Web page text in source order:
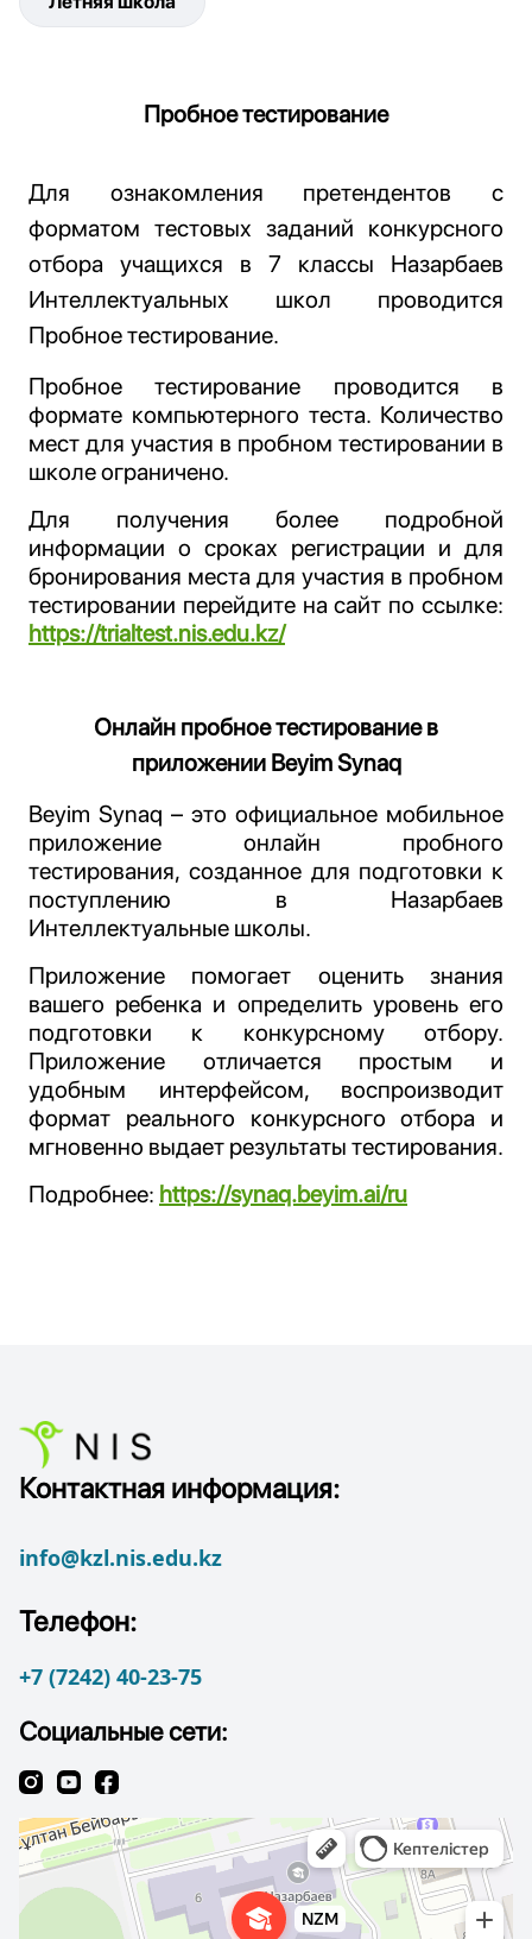
Пробное тестирование
Для ознакомления претендентов с
форматом тестовых заданий конкурсного
отбора учащихся в 7 классы Назарбаев
Интеллектуальных школ проводится
Пробное тестирование.
Пробное тестирование проводится в
формате компьютерного теста. Количество
мест для участия в пробном тестировании в
школе ограничено.
Для получения более подробной
информации о сроках регистрации и для
бронирования места для участия в пробном
тестировании перейдите на сайт по ссылке:
https://trialtest.nis.edu.kz/
Онлайн пробное тестирование в
приложении Beyim Synaq
Beyim Synaq – это официальное мобильное
приложение онлайн пробного
тестирования, созданное для подготовки к
поступлению в Назарбаев
Интеллектуальные школы.
Приложение помогает оценить знания
вашего ребенка и определить уровень его
подготовки к конкурсному отбору.
Приложение отличается простым и
удобным интерфейсом, воспроизводит
формат реального конкурсного отбора и
мгновенно выдает результаты тестирования.
Подробнее: https://synaq.beyim.ai/ru
Контактная информация:
info@kzl.nis.edu.kz
Телефон:
+7 (7242) 40-23-75
Социальные сети: